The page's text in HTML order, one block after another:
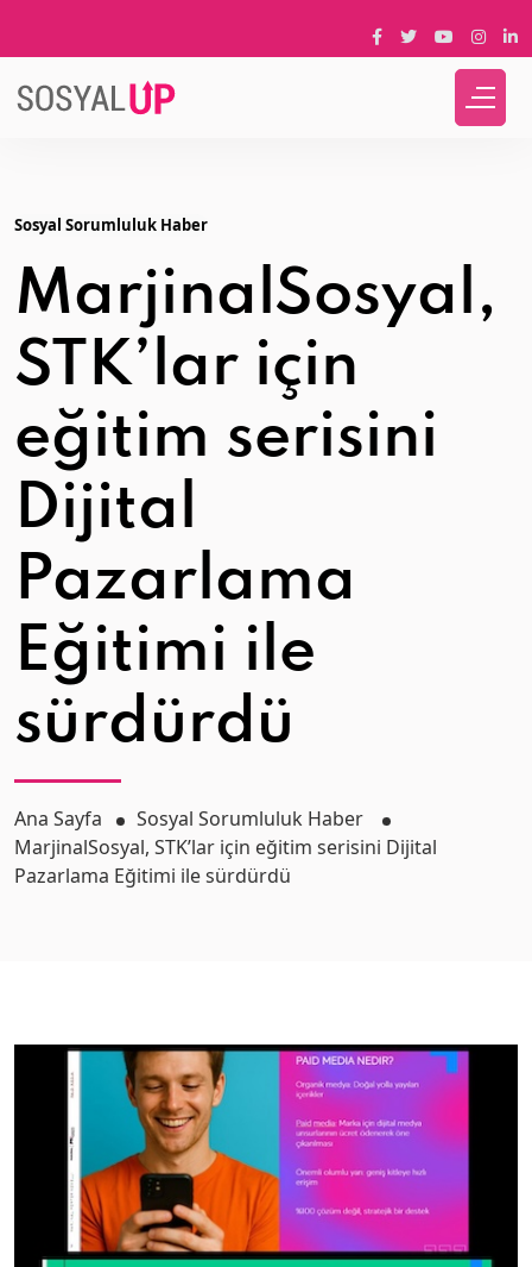
Sosyal Sorumluluk Haber
MarjinalSosyal,
STK’lar için
eğitim serisini
Dijital
Pazarlama
Eğitimi ile
sürdürdü
Ana Sayfa
Sosyal Sorumluluk Haber
MarjinalSosyal, STK’lar için eğitim serisini Dijital
Pazarlama Eğitimi ile sürdürdü